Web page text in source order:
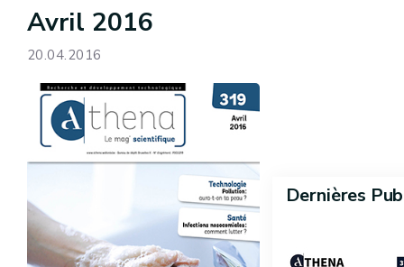
Avril 2016
20.04.2016
Dernières